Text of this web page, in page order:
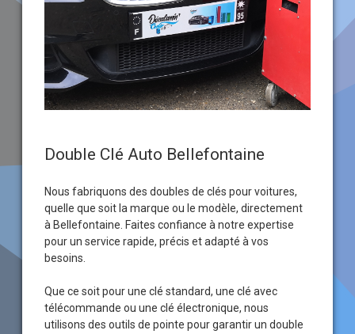
Double Clé Auto Bellefontaine
Nous fabriquons des doubles de clés pour voitures,
quelle que soit la marque ou le modèle, directement
à Bellefontaine. Faites confiance à notre expertise
pour un service rapide, précis et adapté à vos
besoins.
Que ce soit pour une clé standard, une clé avec
télécommande ou une clé électronique, nous
utilisons des outils de pointe pour garantir un double